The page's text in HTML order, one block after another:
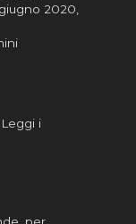
2020,
Leggi i
per